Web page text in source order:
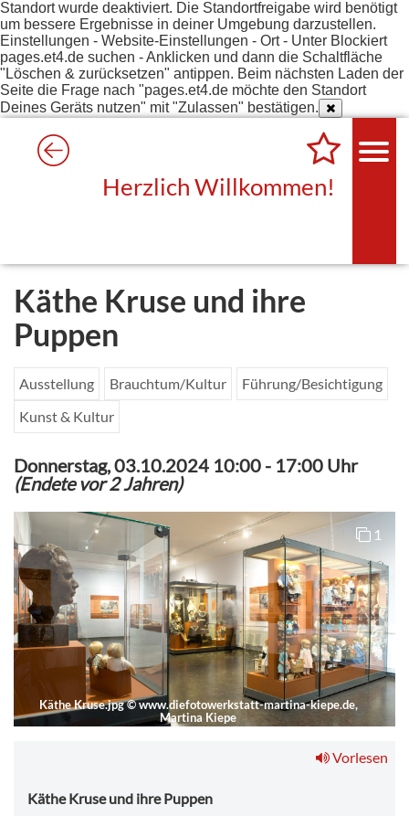
Standort wurde deaktiviert. Die Standortfreigabe wird benötigt
um bessere Ergebnisse in deiner Umgebung darzustellen.
Einstellungen - Website-Einstellungen - Ort - Unter Blockiert
pages.et4.de suchen - Anklicken und dann die Schaltfläche
"Löschen & zurücksetzen" antippen. Beim nächsten Laden der
Seite die Frage nach "pages.et4.de möchte den Standort
Deines Geräts nutzen" mit "Zulassen" bestätigen.
Herzlich Willkommen!
Käthe Kruse und ihre
Puppen
Ausstellung Brauchtum/Kultur
Führung/Besichtigung
Kunst & Kultur
Donnerstag, 03.10.2024 10:00 - 17:00 Uhr
(Endete vor 2 Jahren)
Käthe Kruse.jpg©www.diefotowerkstatt-martina-kiepe.de,
Martina Kiepe
1
Vorlesen
Käthe Kruse und ihre Puppen